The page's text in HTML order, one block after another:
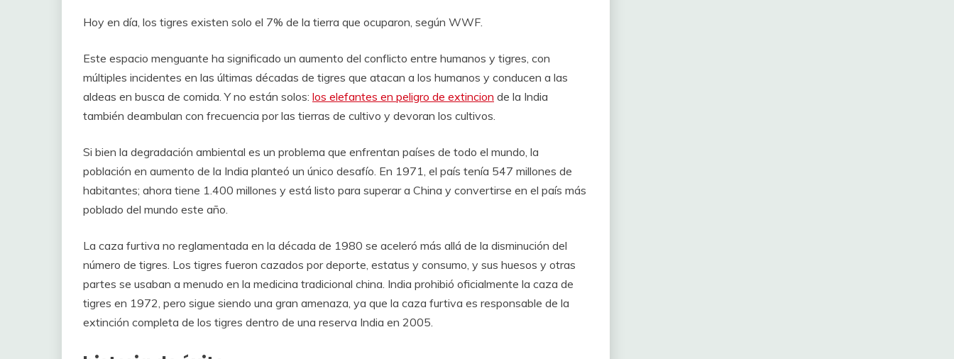
Hoy en día, los tigres existen solo el 7% de la tierra que ocuparon, según WWF.
Este espacio menguante ha significado un aumento del conflicto entre humanos y tigres, con
múltiples incidentes en las últimas décadas de tigres que atacan a los humanos y conducen a las
aldeas en busca de comida. Y no están solos: los elefantes en peligro de extincion de la India
también deambulan con frecuencia por las tierras de cultivo y devoran los cultivos.
Si bien la degradación ambiental es un problema que enfrentan países de todo el mundo, la
población en aumento de la India planteó un único desafío. En 1971, el país tenía 547 millones de
habitantes; ahora tiene 1.400 millones y está listo para superar a China y convertirse en el país más
poblado del mundo este año.
La caza furtiva no reglamentada en la década de 1980 se aceleró más allá de la disminución del
número de tigres. Los tigres fueron cazados por deporte, estatus y consumo, y sus huesos y otras
partes se usaban a menudo en la medicina tradicional china. India prohibió oficialmente la caza de
tigres en 1972, pero sigue siendo una gran amenaza, ya que la caza furtiva es responsable de la
extinción completa de los tigres dentro de una reserva India en 2005.